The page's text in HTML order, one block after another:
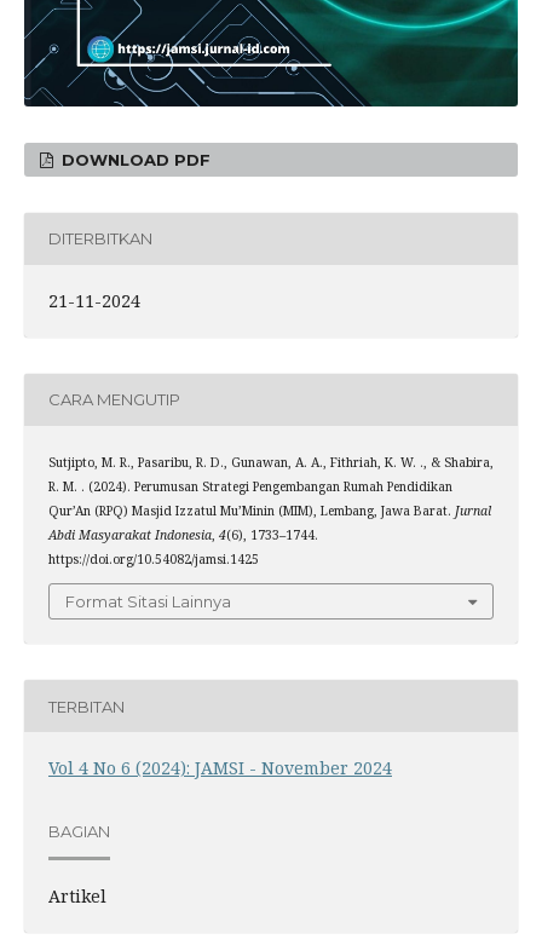
DOWNLOAD PDF
DITERBITKAN
21-11-2024
CARA MENGUTIP
Sutjipto, M. R., Pasaribu, R. D., Gunawan, A. A., Fithriah, K. W. ., & Shabira,
R. M. . (2024). Perumusan Strategi Pengembangan Rumah Pendidikan
Qur’An (RPQ) Masjid Izzatul Mu’Minin (MIM), Lembang, Jawa Barat. Jurnal
Abdi Masyarakat Indonesia, 4(6), 1733–1744.
https://doi.org/10.54082/jamsi.1425
Format Sitasi Lainnya
TERBITAN
Vol 4 No 6 (2024): JAMSI - November 2024
BAGIAN
Artikel